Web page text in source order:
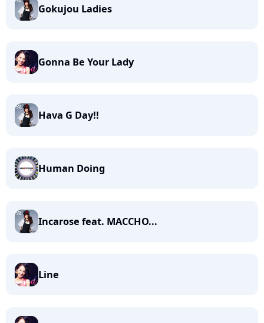
Gokujou Ladies
Gonna Be Your Lady
Hava G Day!!
Human Doing
Incarose feat. MACCHO...
Line